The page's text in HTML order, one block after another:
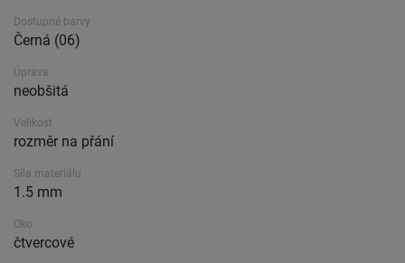
Dostupné barvy
Černá (06)
Úprava
neobšitá
Velikost
rozměr na přání
Síla materiálu
1.5 mm
Oko
čtvercové